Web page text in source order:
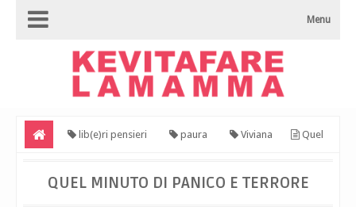
Menu
lib(e)ri pensieri paura Viviana Quel
QUEL MINUTO DI PANICO E TERRORE